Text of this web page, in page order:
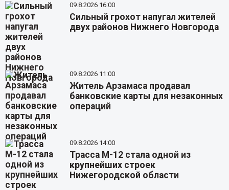
09.8.2026 16:00
Сильный грохот напугал жителей
двух районов Нижнего Новгорода
09.8.2026 11:00
Житель Арзамаса продавал
банковские карты для незаконных
операций
09.8.2026 14:00
Трасса М-12 стала одной из
крупнейших строек
Нижегородской области